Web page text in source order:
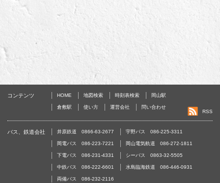
コンテンツ HOME 地図検索 時刻表検索 岡山駅
倉敷駅 使い方 運営会社
問い合わせ
RSS
バス、鉄道会社 井原鉄道 0866-63-2677 宇野バス 086-225-3311
岡電バス 086-223-7221 岡山電気軌道 086-272-1811
下電バス 086-231-4331 シーバス 0863-32-5505
中鉄バス 086-222-6601 水島臨海鉄道 086-446-0931
両備バス 086-232-2116